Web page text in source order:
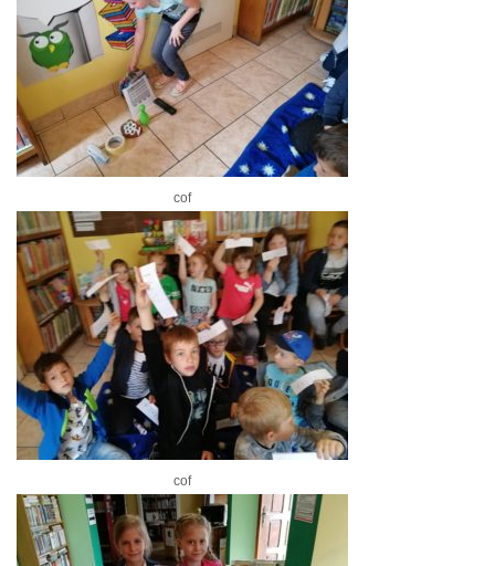
cof
cof